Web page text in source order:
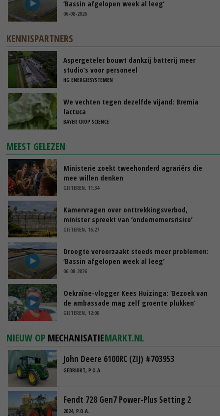
‘Bassin afgelopen week al leeg’
06-08-2026
KENNISPARTNERS
Aspergeteler bouwt dankzij batterij meer
studio’s voor personeel
HG ENERGIESYSTEMEN
We vechten tegen dezelfde vijand: Bremia
lactuca
BAYER CROP SCIENCE
MEEST GELEZEN
Ministerie zoekt tweehonderd agrariërs die
mee willen denken
GISTEREN, 11:34
Kamervragen over onttrekkingsverbod,
minister spreekt van ‘ondernemersrisico’
GISTEREN, 16:27
Droogte veroorzaakt steeds meer problemen:
‘Bassin afgelopen week al leeg’
06-08-2026
Oekraïne-vlogger Kees Huizinga: ‘Bezoek van
de ambassade mag zelf groente plukken’
GISTEREN, 12:00
NIEUW OP MECHANISATIEMARKT.NL
John Deere 6100RC (ZIJ) #703953
GEBRUIKT, P.O.A.
Fendt 728 Gen7 Power-Plus Setting 2
2024, P.O.A.